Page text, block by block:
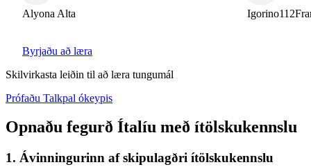
Alyona Alta Igorino112France
Byrjaðu að læra
Skilvirkasta leiðin til að læra tungumál
Prófaðu Talkpal ókeypis
Opnaðu fegurð Ítalíu með ítölskukennslu
1. Ávinningurinn af skipulagðri ítölskukennslu